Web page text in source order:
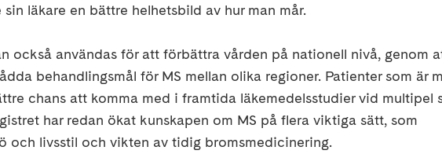
läkare en bättre helhetsbild av hur man mår.
också användas för att förbättra vården på nationell nivå, genom
behandlingsmål för MS mellan olika regioner. Patienter som är
chans att komma med i framtida läkemedelsstudier vid multipel
har redan ökat kunskapen om MS på flera viktiga sätt, som
och livsstil och vikten av tidig bromsmedicinering.